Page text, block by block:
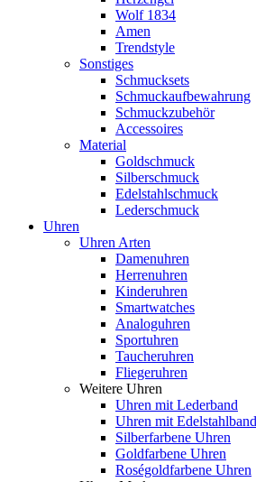
Wolf 1834
Amen
Trendstyle
Sonstiges
Schmucksets
Schmuckaufbewahrung
Schmuckzubehör
Accessoires
Material
Goldschmuck
Silberschmuck
Edelstahlschmuck
Lederschmuck
Uhren
Uhren Arten
Damenuhren
Herrenuhren
Kinderuhren
Smartwatches
Analoguhren
Sportuhren
Taucheruhren
Fliegeruhren
Weitere Uhren
Uhren mit Lederband
Uhren mit Edelstahlband
Silberfarbene Uhren
Goldfarbene Uhren
Roségoldfarbene Uhren